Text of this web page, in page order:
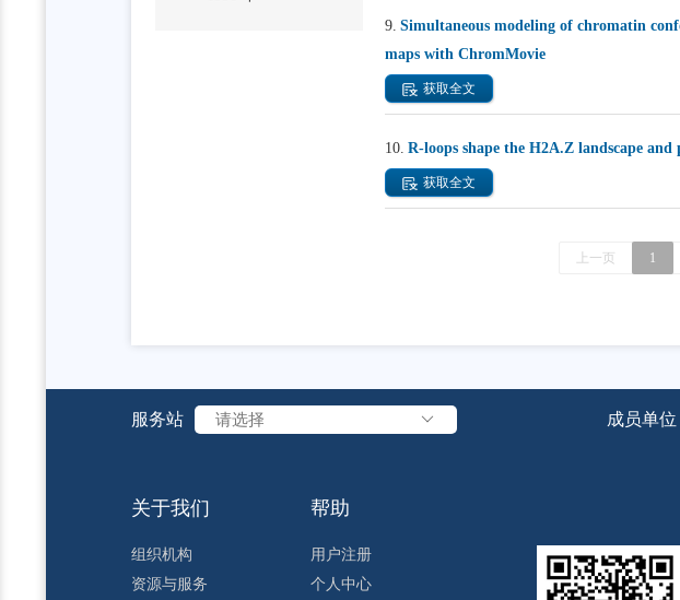
9. Simultaneous modeling of chromatin
maps with ChromMovie
获取全文
10. R-loops shape the H2A.Z landscape
获取全文
上一页 1
服务站 请选择 成员单位
关于我们
组织机构
资源与服务
帮助
用户注册
个人中心